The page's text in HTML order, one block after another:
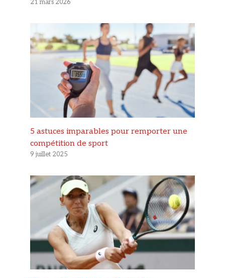
21 mars 2026
5 astuces imparables pour remporter une
compétition de sport
9 juillet 2025